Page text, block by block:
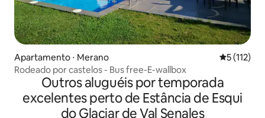
Apartamento ⋅ Merano 5 de uma
5 (112)
Rodeado por castelos - Bus free-E-wallbox
Outros aluguéis por temporada
excelentes perto de Estância de Esqui
do Glaciar de Val Senales